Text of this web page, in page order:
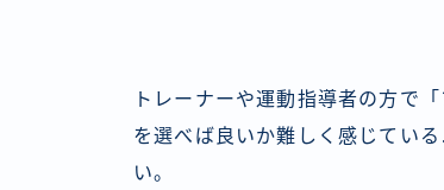
トレーナーや運動指導者の方で
を選べば良いか難しく感じてい
い。